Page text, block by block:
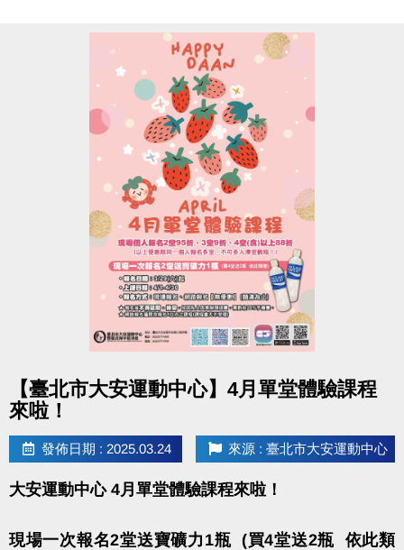
註冊、報名傳送門
https://www.cjcf.com.tw/CG02.aspx
大安有APP囉~
長佳Sports+ APP傳送門⬇
https://reurl.cc/y60bN8
https://reurl.cc/E1yN5a
【臺北市大安運動中心】4月單堂體驗課程
來啦！
發佈日期 : 2025.03.24 來源 : 臺北市大安運動中心
大安運動中心 4月單堂體驗課程來啦！
現場一次報名2堂送寶礦力1瓶 (買4堂送2瓶 依此類